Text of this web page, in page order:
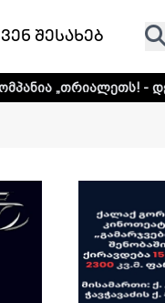
შესახებ
- დეტალური